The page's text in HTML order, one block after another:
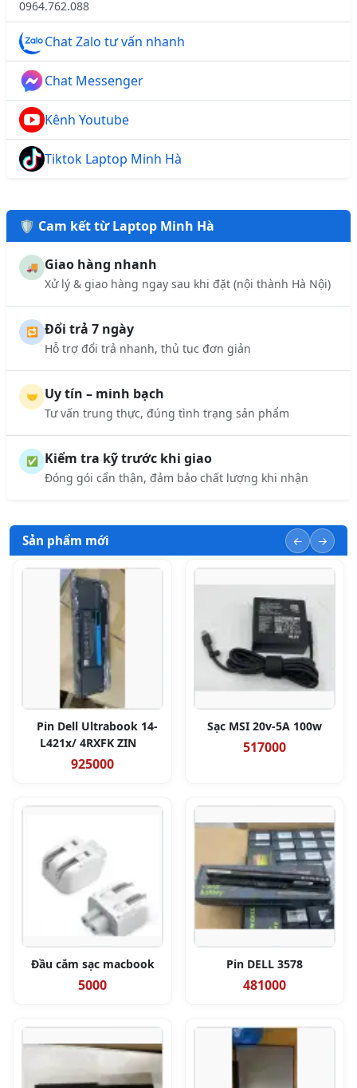
0964.762.088
Chat Zalo tư vấn nhanh
Chat Messenger
Kênh Youtube
Tiktok Laptop Minh Hà
🛡️ Cam kết từ Laptop Minh Hà
🚚 Giao hàng nhanh
Xử lý & giao hàng ngay sau khi đặt (nội thành Hà Nội)
🔁 Đổi trả 7 ngày
Hỗ trợ đổi trả nhanh, thủ tục đơn giản
🤝 Uy tín – minh bạch
Tư vấn trung thực, đúng tình trạng sản phẩm
✅ Kiểm tra kỹ trước khi giao
Đóng gói cẩn thận, đảm bảo chất lượng khi nhận
Sản phẩm mới
Pin Dell Ultrabook 14-
L421x/ 4RXFK ZIN
925000
Sạc MSI 20v-5A 100w
517000
Đầu cắm sạc macbook
5000
Pin DELL 3578
481000